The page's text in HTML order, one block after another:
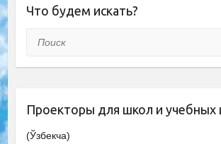
Что будем искать?
Поиск
Проекторы для школ и учебных
(Ўзбекча)